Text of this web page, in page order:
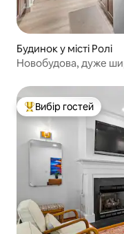
Будинок у місті Ролі
Новобудова, дуже
Топ вибір гостей
Вибір гостей